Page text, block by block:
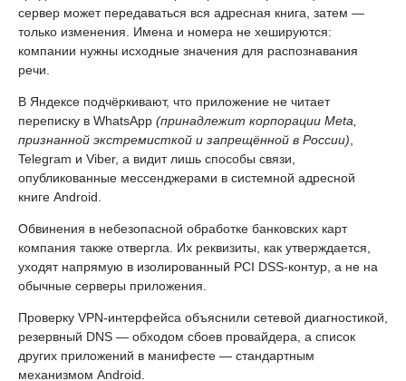
сервер может передаваться вся адресная книга, затем —
только изменения. Имена и номера не хешируются:
компании нужны исходные значения для распознавания
речи.
В Яндексе подчёркивают, что приложение не читает
переписку в WhatsApp (принадлежит корпорации Meta,
признанной экстремисткой и запрещённой в России)
Telegram и Viber, а видит лишь способы связи,
опубликованные мессенджерами в системной адресной
книге Android.
Обвинения в небезопасной обработке банковских карт
компания также отвергла. Их реквизиты, как утверждается,
уходят напрямую в изолированный PCI DSS-контур, а не на
обычные серверы приложения.
Проверку VPN-интерфейса объяснили сетевой диагностикой,
резервный DNS — обходом сбоев провайдера, а список
других приложений в манифесте — стандартным
механизмом Android.